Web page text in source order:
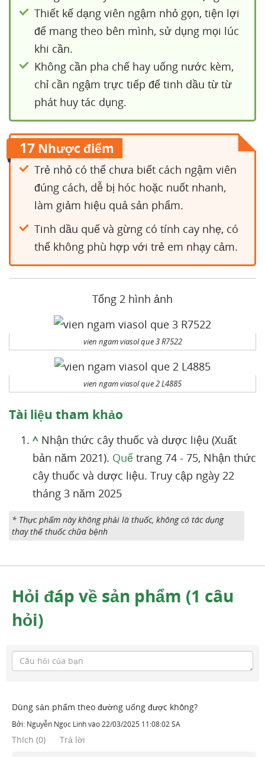
Thiết kế dạng viên ngậm nhỏ gọn, tiện lợi
để mang theo bên mình, sử dụng mọi lúc
khi cần.
Không cần pha chế hay uống nước kèm,
chỉ cần ngậm trực tiếp để tinh dầu từ từ
phát huy tác dụng.
17 Nhược điểm
Trẻ nhỏ có thể chưa biết cách ngậm viên
đúng cách, dễ bị hóc hoặc nuốt nhanh,
làm giảm hiệu quả sản phẩm.
Tinh dầu quế và gừng có tính cay nhẹ, có
thể không phù hợp với trẻ em nhạy cảm.
Tổng 2 hình ảnh
vien ngam viasol que 3 R7522
vien ngam viasol que 2 L4885
Tài liệu tham khảo
^ Nhận thức cây thuốc và dược liệu (Xuất
bản năm 2021). Quế trang 74 - 75, Nhận thức
cây thuốc và dược liệu. Truy cập ngày 22
tháng 3 năm 2025
* Thực phẩm này không phải là thuốc, không có tác dụng
thay thế thuốc chữa bệnh
Hỏi đáp về sản phẩm (1 câu
hỏi)
Dùng sản phẩm theo đường uống được không?
Bởi: Nguyễn Ngọc Linhvào22/03/2025 11:08:02 SA
Thích (0) Trả lời